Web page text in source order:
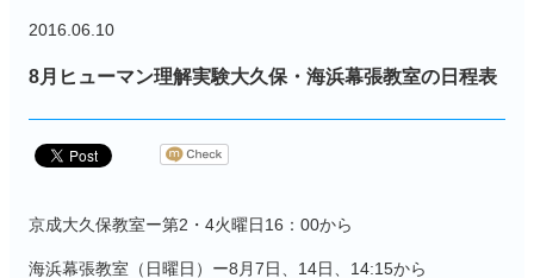
2016.06.10
8月ヒューマン理解実験大久保・海浜幕張教室の日程表
京成大久保教室ー第2・4火曜日16：00から
海浜幕張教室（日曜日）ー8月7日、14日、14:15から